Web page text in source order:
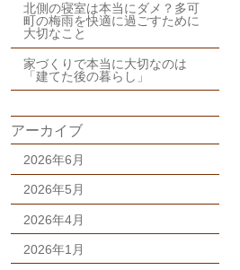
北側の寝室は本当にダメ？多可
町の梅雨を快適に過ごすために
大切なこと
家づくりで本当に大切なのは
「建てた後の暮らし」
アーカイブ
2026年6月
2026年5月
2026年4月
2026年1月